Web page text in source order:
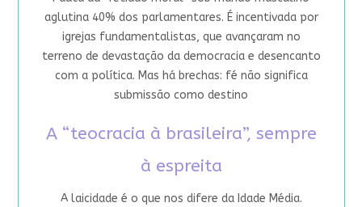
aglutina 40% dos parlamentares. É incentivada por
igrejas fundamentalistas, que avançaram no
terreno de devastação da democracia e desencanto
com a política. Mas há brechas: fé não significa
submissão como destino
A “teocracia à brasileira”, sempre
à espreita
A laicidade é o que nos difere da Idade Média.